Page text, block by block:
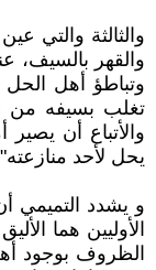
والثالثة والتي
والقهر بالسيف،
وتباطؤ أهل
تغلب بسيفه من
والأتباع أن يصير
يحل لأحد
و يشدد التميمي
الأوليين هما
الظروف بوجود